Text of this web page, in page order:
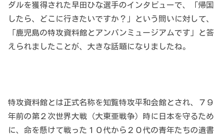
ダルを獲得された早田ひな選手のインタビューで、「帰国
したら、どこに行きたいですか？」という問いに対して、
「鹿児島の特攻資料館とアンパンミュージアムです」と答
えられましたことが、大きな話題になりましたね。
特攻資料館とは正式名称を知覧特攻平和会館とされ、７９
年前の第２次世界大戦（大東亜戦争）時に日本を守るため
に、命を懸けて戦った１０代から２０代の青年たちの遺書